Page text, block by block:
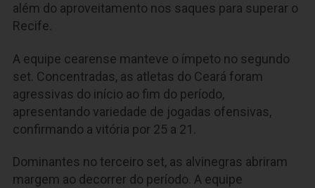
além do aproveitamento nos saques para superar o
Recife.
A equipe cearense manteve o ímpeto no segundo
set. Concentradas, as atletas do Ceará foram
agressivas do início ao fim do período,
apresentando variedade de jogadas ofensivas,
confirmando a vitória por 25 a 21.
Dominantes no terceiro set, as alvinegras abriram
margem ao decorrer do período. A equipe